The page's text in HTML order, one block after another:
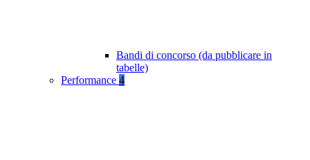
Bandi di concorso (da pubblicare in
tabelle)
Performance 4